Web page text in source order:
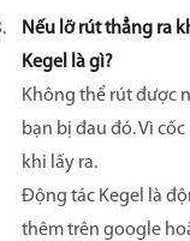
Nếu lỡ rút thẳng ra
Kegel là gì?
Không thể rút được
bạn bị đau đó. Vì
khi lấy ra.
Động tác Kegel là
thêm trên google